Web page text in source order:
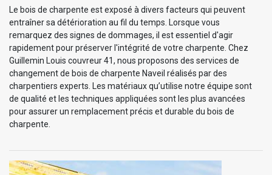
Le bois de charpente est exposé à divers facteurs qui peuvent
entraîner sa détérioration au fil du temps. Lorsque vous
remarquez des signes de dommages, il est essentiel d'agir
rapidement pour préserver l'intégrité de votre charpente. Chez
Guillemin Louis couvreur 41, nous proposons des services de
changement de bois de charpente Naveil réalisés par des
charpentiers experts. Les matériaux qu’utilise notre équipe sont
de qualité et les techniques appliquées sont les plus avancées
pour assurer un remplacement précis et durable du bois de
charpente.